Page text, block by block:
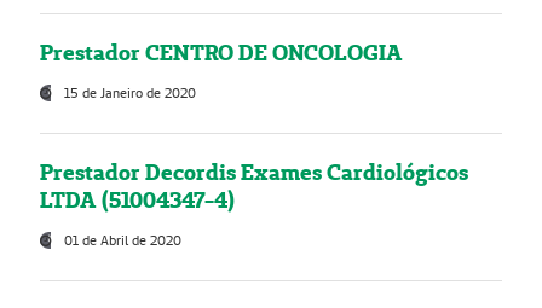
Prestador CENTRO DE ONCOLOGIA
15 de Janeiro de 2020
Prestador Decordis Exames Cardiológicos
LTDA (51004347-4)
01 de Abril de 2020